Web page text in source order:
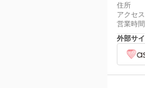
住所
アクセス
営業時間
外部サ